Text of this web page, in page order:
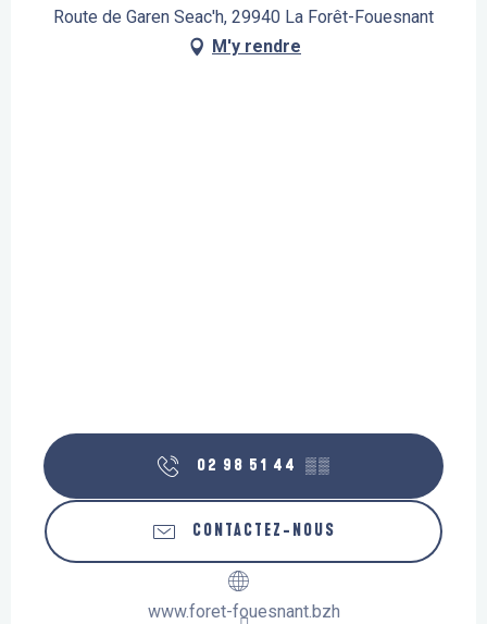
Route de Garen Seac'h, 29940 La Forêt-Fouesnant
M'y rendre
02 98 51 44 ▒▒
CONTACTEZ-NOUS
www.foret-fouesnant.bzh